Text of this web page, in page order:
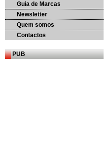
Guia de Marcas
Newsletter
Quem somos
Contactos
PUB